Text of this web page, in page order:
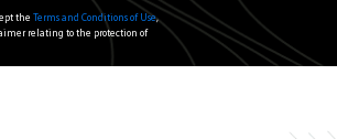
the Terms and Conditions of Use,
relating to the protection of